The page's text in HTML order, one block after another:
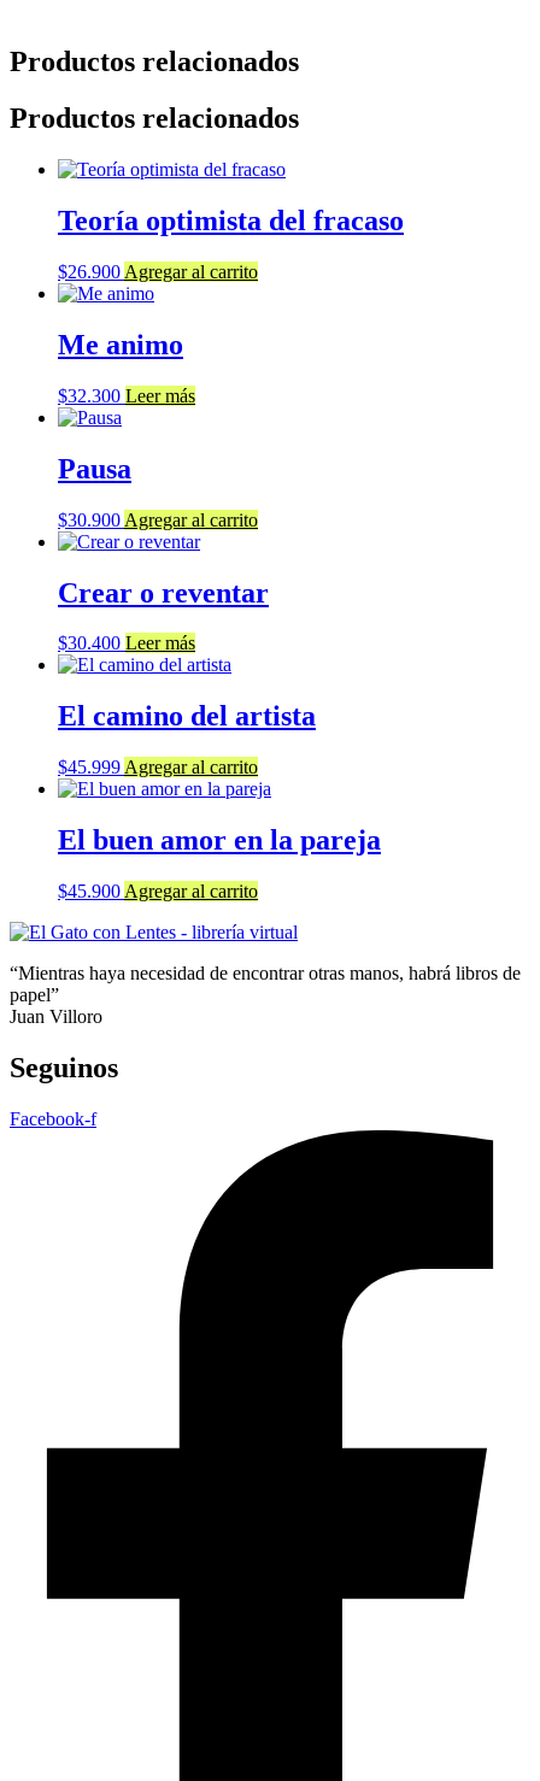
Productos relacionados
Productos relacionados
Teoría optimista del fracaso
$26.900 Agregar al carrito
Me animo
$32.300 Leer más
Pausa
$30.900 Agregar al carrito
Crear o reventar
$30.400 Leer más
El camino del artista
$45.999 Agregar al carrito
El buen amor en la pareja
$45.900 Agregar al carrito
“Mientras haya necesidad de encontrar otras manos, habrá libros de
papel”
Juan Villoro
Seguinos
Facebook-f